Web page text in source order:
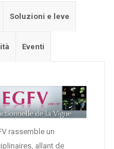
Soluzioni e leve
Eventi
rassemble un
allant de